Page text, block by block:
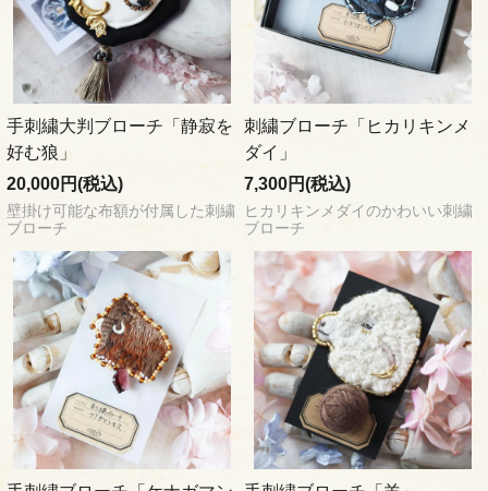
手刺繍大判ブローチ「静寂を
好む狼」
20,000円(税込)
壁掛け可能な布額が付属した刺繍
ブローチ
刺繍ブローチ「ヒカリキンメ
ダイ」
7,300円(税込)
ヒカリキンメダイのかわいい刺繍
ブローチ